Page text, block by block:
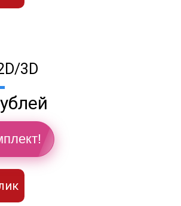
3D